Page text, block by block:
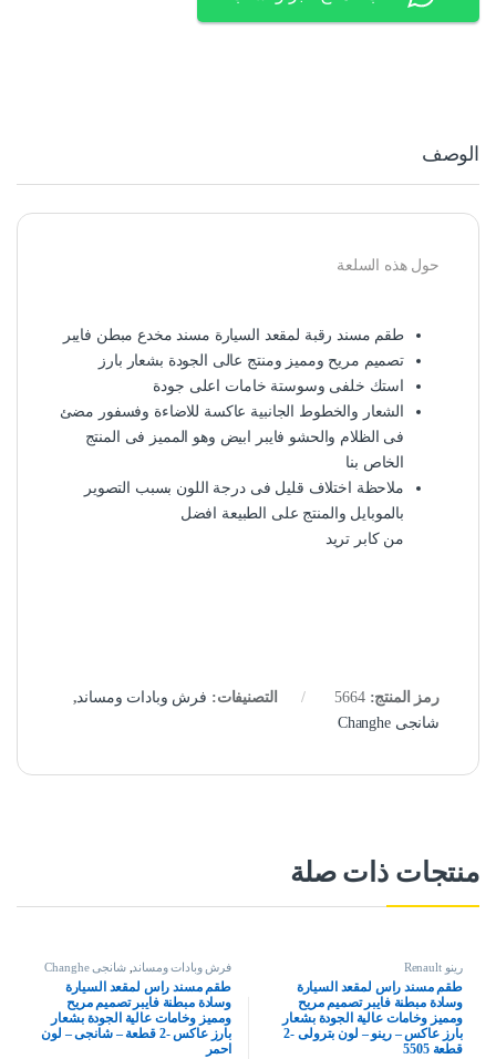
الوصف
حول هذه السلعة
طقم مسند رقبة لمقعد السيارة مسند مخدع مبطن فايبر
تصميم مريح ومميز ومنتج عالى الجودة بشعار بارز
استك خلفى وسوستة خامات اعلى جودة
الشعار والخطوط الجانبية عاكسة للاضاءة وفسفور مضئ
فى الظلام والحشو فايبر ابيض وهو المميز فى المنتج
الخاص بنا
ملاحظة اختلاف قليل فى درجة اللون بسبب التصوير
بالموبايل والمنتج على الطبيعة افضل
من كابر تريد
رمز المنتج:5664 التصنيفات: فرش وبادات ومساند,
شانجى Changhe
منتجات ذات صلة
رينو Renault
طقم مسند راس لمقعد السيارة
وسادة مبطنة فايبر تصميم مريح
ومميز وخامات عالية الجودة بشعار
بارز عاكس – رينو – لون بترولى -2
قطعة 5505
فرش وبادات ومساند ,شانجى Changhe
طقم مسند راس لمقعد السيارة
وسادة مبطنة فايبر تصميم مريح
ومميز وخامات عالية الجودة بشعار
بارز عاكس -2 قطعة – شانجى – لون
احمر